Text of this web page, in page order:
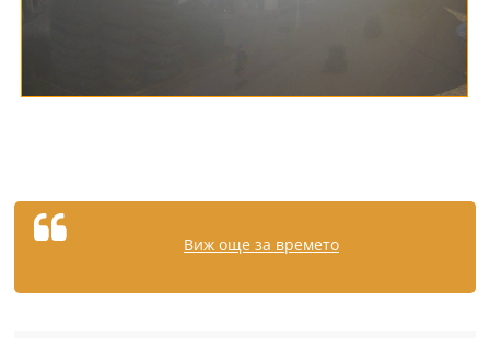
Виж още за времето